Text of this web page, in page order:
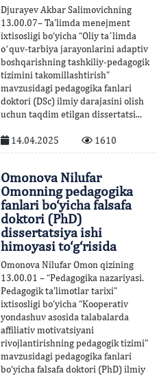
Djurayev Akbar Salimovichning
13.00.07– Ta’limda menejment
ixtisosligi bo‘yicha “Oliy taʼlimda
oʻquv-tarbiya jarayonlarini adaptiv
boshqarishning tashkiliy-pedagogik
tizimini takomillashtirish”
mavzusidagi pedagogika fanlari
doktori (DSc) ilmiy darajasini olish
uchun taqdim etilgan dissertatsi...
14.04.2025 1610
Omonova Nilufar
Omonning pedagogika
fanlari bo‘yicha falsafa
doktori (PhD)
dissertatsiya ishi
himoyasi to‘g‘risida
Omonova Nilufar Omon qizining
13.00.01 – “Pedagogika nazariyasi.
Pedagogik ta’limotlar tarixi”
ixtisosligi bo‘yicha “Kooperativ
yondashuv asosida talabalarda
affiliativ motivatsiyani
rivojlantirishning pedagogik tizimi”
mavzusidagi pedagogika fanlari
bo‘yicha falsafa doktori (PhD) ilmiy